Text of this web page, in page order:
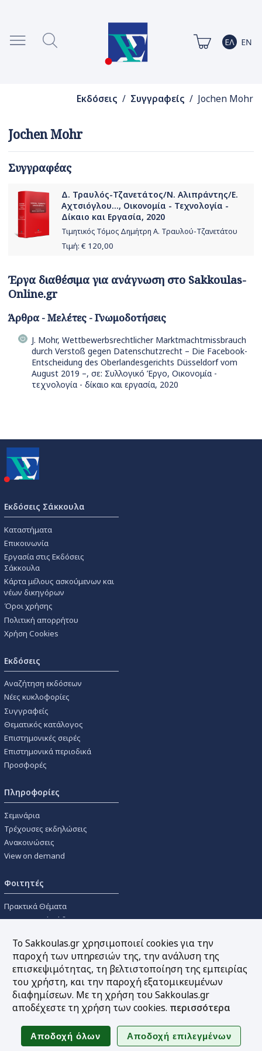
Εκδόσεις / Συγγραφείς / Jochen Mohr
Jochen Mohr
Συγγραφέας
Δ. Τραυλός-Τζανετάτος/Ν. Αλιπράντης/Ε.
Αχτσιόγλου..., Οικονομία - Τεχνολογία -
Δίκαιο και Εργασία, 2020
Τιμητικός Τόμος Δημήτρη Α. Τραυλού-Τζανετάτου
Τιμή: € 120,00
Έργα διαθέσιμα για ανάγνωση στο Sakkoulas-
Online.gr
Άρθρα - Μελέτες - Γνωμοδοτήσεις
J. Mohr, Wettbewerbsrechtlicher Marktmachtmissbrauch
durch Verstoß gegen Datenschutzrecht – Die Facebook-
Entscheidung des Oberlandesgerichts Düsseldorf vom
August 2019 –, σε: Συλλογικό Έργο, Οικονομία -
τεχνολογία - δίκαιο και εργασία, 2020
Εκδόσεις Σάκκουλα
Καταστήματα
Επικοινωνία
Εργασία στις Εκδόσεις
Σάκκουλα
Κάρτα μέλους ασκούμενων και
νέων δικηγόρων
Όροι χρήσης
Πολιτική απορρήτου
Χρήση Cookies
Εκδόσεις
Αναζήτηση εκδόσεων
Νέες κυκλοφορίες
Συγγραφείς
Θεματικός κατάλογος
Επιστημονικές σειρές
Επιστημονικά περιοδικά
Προσφορές
Πληροφορίες
Σεμινάρια
Τρέχουσες εκδηλώσεις
Ανακοινώσεις
View on demand
Φοιτητές
Πρακτικά Θέματα
Οικονομικοί Κώδικες
Συγγραμμάτων
Εργαλεία
Online υπολογισμός τόκων
Υπηρεσία Ηλεκτρονικής
Sitemap
Το Sakkoulas.gr χρησιμοποιεί cookies για την
παροχή των υπηρεσιών της, την ανάλυση της
επισκεψιμότητας, τη βελτιστοποίηση της εμπειρίας
του χρήστη, και την παροχή εξατομικευμένων
διαφημίσεων. Με τη χρήση του Sakkoulas.gr
αποδέχεστε τη χρήση των cookies. περισσότερα